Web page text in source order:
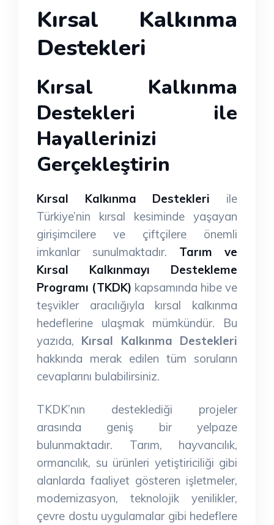
Kırsal Kalkınma
Destekleri
Kırsal Kalkınma
Destekleri ile
Hayallerinizi
Gerçekleştirin
Kırsal Kalkınma Destekleri ile
Türkiye’nin kırsal kesiminde yaşayan
girişimcilere ve çiftçilere önemli
imkanlar sunulmaktadır. Tarım ve
Kırsal Kalkınmayı Destekleme
Programı (TKDK) kapsamında hibe ve
teşvikler aracılığıyla kırsal kalkınma
hedeflerine ulaşmak mümkündür. Bu
yazıda, Kırsal Kalkınma Destekleri
hakkında merak edilen tüm soruların
cevaplarını bulabilirsiniz.
TKDK’nın desteklediği projeler
arasında geniş bir yelpaze
bulunmaktadır. Tarım, hayvancılık,
ormancılık, su ürünleri yetiştiriciliği gibi
alanlarda faaliyet gösteren işletmeler,
modernizasyon, teknolojik yenilikler,
çevre dostu uygulamalar gibi hedeflere